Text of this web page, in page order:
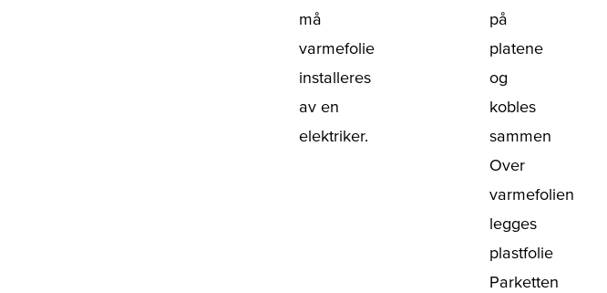
må
varmefolie
installeres
av en
elektriker.
på
platene
og
kobles
sammen
Over
varmefolien
legges
plastfolie
Parketten